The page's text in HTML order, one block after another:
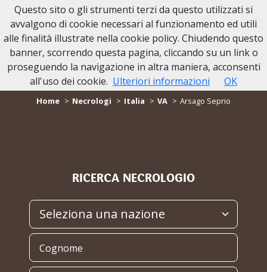
NECROLOGI Arsago Seprio
Home Necrologi Italia VA Arsago Seprio
RICERCA NECROLOGIO
Questo sito o gli strumenti terzi da questo utilizzati si
avvalgono di cookie necessari al funzionamento ed utili
alle finalità illustrate nella cookie policy. Chiudendo questo
banner, scorrendo questa pagina, cliccando su un link o
proseguendo la navigazione in altra maniera, acconsenti
all'uso dei cookie. Ulteriori informazioni OK